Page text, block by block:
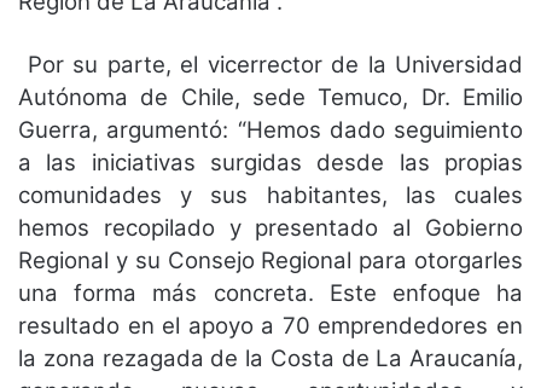
Por su parte, el vicerrector de la Universidad
Autónoma de Chile, sede Temuco, Dr. Emilio
Guerra, argumentó: “Hemos dado seguimiento
a las iniciativas surgidas desde las propias
comunidades y sus habitantes, las cuales
hemos recopilado y presentado al Gobierno
Regional y su Consejo Regional para otorgarles
una forma más concreta. Este enfoque ha
resultado en el apoyo a 70 emprendedores en
la zona rezagada de la Costa de La Araucanía,